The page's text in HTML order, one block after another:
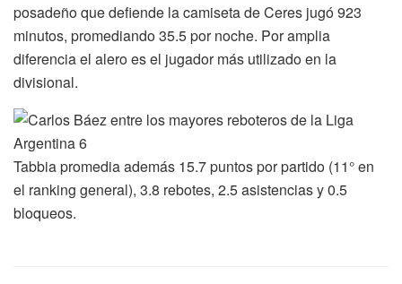
posadeño que defiende la camiseta de Ceres jugó 923
minutos, promediando 35.5 por noche. Por amplia
diferencia el alero es el jugador más utilizado en la
divisional.
Tabbia promedia además 15.7 puntos por partido (11° en
el ranking general), 3.8 rebotes, 2.5 asistencias y 0.5
bloqueos.